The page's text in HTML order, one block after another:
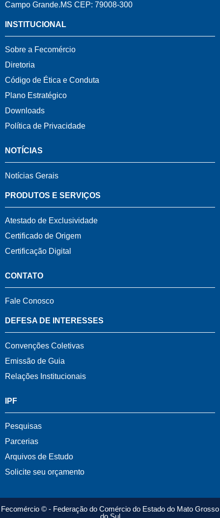
Campo Grande.MS CEP: 79008-300
INSTITUCIONAL
Sobre a Fecomércio
Diretoria
Código de Ética e Conduta
Plano Estratégico
Downloads
Política de Privacidade
NOTÍCIAS
Notícias Gerais
PRODUTOS E SERVIÇOS
Atestado de Exclusividade
Certificado de Origem
Certificação Digital
CONTATO
Fale Conosco
DEFESA DE INTERESSES
Convenções Coletivas
Emissão de Guia
Relações Institucionais
IPF
Pesquisas
Parcerias
Arquivos de Estudo
Solicite seu orçamento
Fecomércio © - Federação do Comércio do Estado do Mato Grosso
do Sul